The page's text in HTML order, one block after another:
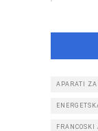
APARATI ZA
FRANCOSKI